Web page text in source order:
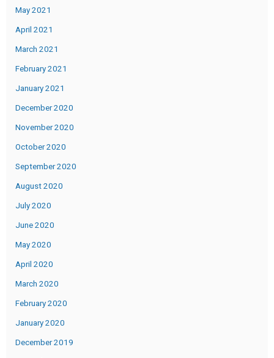
May 2021
April 2021
March 2021
February 2021
January 2021
December 2020
November 2020
October 2020
September 2020
August 2020
July 2020
June 2020
May 2020
April 2020
March 2020
February 2020
January 2020
December 2019